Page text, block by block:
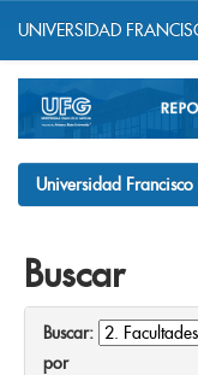
navigation
UNIVERSIDAD
Universidad
Buscar
Buscar:
por